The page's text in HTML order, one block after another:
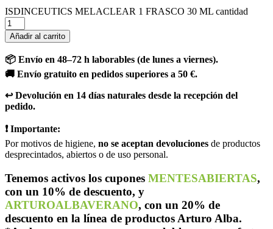
ISDINCEUTICS MELACLEAR 1 FRASCO 30 ML cantidad
Añadir al carrito
📦 Envío en 48–72 h laborables (de lunes a viernes).
🚚 Envío gratuito en pedidos superiores a 50 €.
↩️ Devolución en 14 días naturales desde la recepción del
pedido.
❗ Importante:
Por motivos de higiene, no se aceptan devoluciones de productos
desprecintados, abiertos o de uso personal.
Tenemos activos los cupones MENTESABIERTAS,
con un 10% de descuento, y
ARTUROALBAVERANO, con un 20% de
descuento en la línea de productos Arturo Alba.